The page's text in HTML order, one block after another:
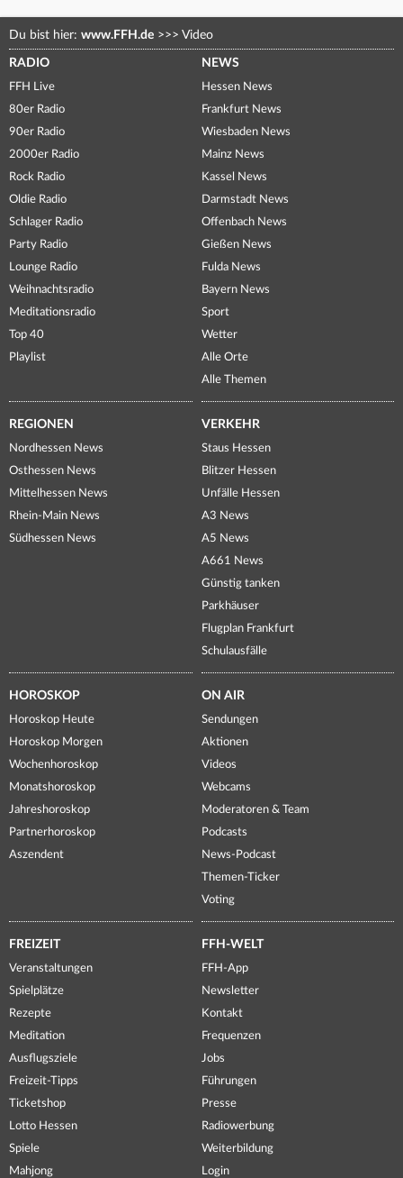
Du bist hier: www.FFH.de >>> Video
RADIO
FFH Live
80er Radio
90er Radio
2000er Radio
Rock Radio
Oldie Radio
Schlager Radio
Party Radio
Lounge Radio
Weihnachtsradio
Meditationsradio
Top 40
Playlist
NEWS
Hessen News
Frankfurt News
Wiesbaden News
Mainz News
Kassel News
Darmstadt News
Offenbach News
Gießen News
Fulda News
Bayern News
Sport
Wetter
Alle Orte
Alle Themen
REGIONEN
Nordhessen News
Osthessen News
Mittelhessen News
Rhein-Main News
Südhessen News
VERKEHR
Staus Hessen
Blitzer Hessen
Unfälle Hessen
A3 News
A5 News
A661 News
Günstig tanken
Parkhäuser
Flugplan Frankfurt
Schulausfälle
HOROSKOP
Horoskop Heute
Horoskop Morgen
Wochenhoroskop
Monatshoroskop
Jahreshoroskop
Partnerhoroskop
Aszendent
ON AIR
Sendungen
Aktionen
Videos
Webcams
Moderatoren & Team
Podcasts
News-Podcast
Themen-Ticker
Voting
FREIZEIT
Veranstaltungen
Spielplätze
Rezepte
Meditation
Ausflugsziele
Freizeit-Tipps
Ticketshop
Lotto Hessen
Spiele
Mahjong
FFH-WELT
FFH-App
Newsletter
Kontakt
Frequenzen
Jobs
Führungen
Presse
Radiowerbung
Weiterbildung
Login